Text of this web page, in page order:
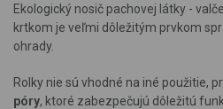
Ekologický nosič pachovej látky -
krtkom je veľmi dôležitým prvkom
ohrady.
Rolky nie sú vhodné na iné použitie,
póry, ktoré zabezpečujú dôležitú